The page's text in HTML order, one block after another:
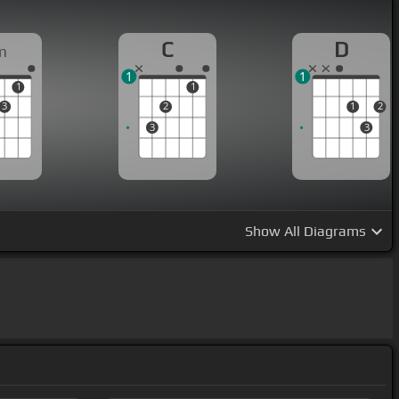
3
1
C
3
2
1
1
D
1
3
2
1
Show All Diagrams